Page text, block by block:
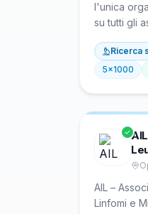
l'unica
su tutti gli
Fondata
loro
FISM
italiano
Ricerca
5x1000
AIL –
Linfomi e